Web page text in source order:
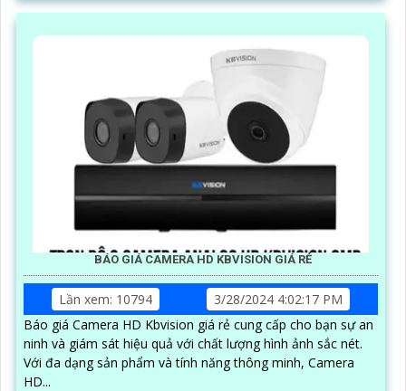
BÁO GIÁ CAMERA HD KBVISION GIÁ RẺ
Lần xem: 10794
3/28/2024 4:02:17 PM
Báo giá Camera HD Kbvision giá rẻ cung cấp cho bạn sự an
ninh và giám sát hiệu quả với chất lượng hình ảnh sắc nét.
Với đa dạng sản phẩm và tính năng thông minh, Camera
HD...